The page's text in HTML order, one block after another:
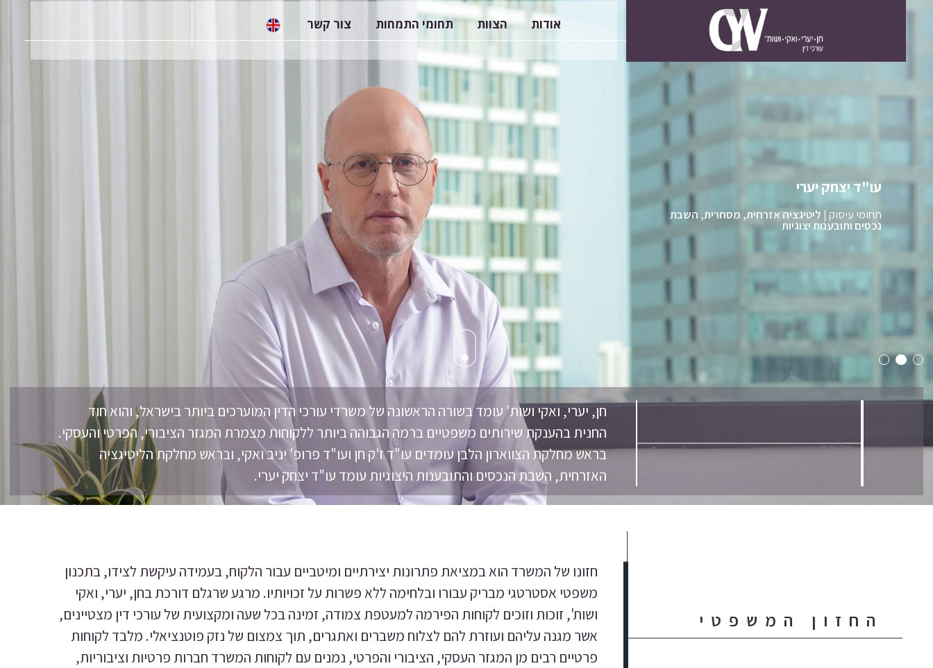
אודות הצוות תחומי התמחות צור קשר
עו"ד יצחק יערי
תחומי עיסוק | ליטיגציה אזרחית, מסחרית, השבת
נכסים ותובענות יצוגיות
חן, יערי, ואקי ושות' עומד בשורה הראשונה של משרדי עורכי הדין המוערכים ביותר בישראל, והוא חוד
החנית בהענקת שירותים משפטיים ברמה הגבוהה ביותר ללקוחות מצמרת המגזר הציבורי, הפרטי והעסקי.
בראש מחלקת הצווארון הלבן עומדים עו"ד ז'ק חן ועו"ד פרופ' יניב ואקי, ובראש מחלקת הליטיגציה
האזרחית, השבת הנכסים והתובענות היצוגיות עומד עו"ד יצחק יערי.
החזון המשפטי
חזונו של המשרד הוא במציאת פתרונות יצירתיים ומיטביים עבור הלקוח, בעמידה עיקשת לצידו, בתכנון
משפטי אסטרטגי מבריק עבורו ובלחימה ללא פשרות על זכויותיו. מרגע שרגלם דורכת בחן, יערי, ואקי
ושות', זוכות וזוכים לקוחות הפירמה למעטפת צמודה, זמינה בכל שעה ומקצועית של עורכי דין מצטיינים,
אשר מגנה עליהם ועוזרת להם לצלוח משברים ואתגרים, תוך צמצום של נזק פוטנציאלי. מלבד לקוחות
פרטיים רבים מן המגזר העסקי, הציבורי והפרטי, נמנים עם לקוחות המשרד חברות פרטיות וציבוריות,